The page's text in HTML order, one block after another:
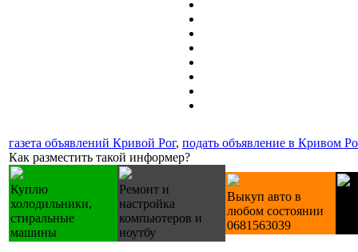
газета объявлений Кривой Рог, подать объявление в Кривом
Как разместить такой информер?
Куплю
холодильники,
стиральные
машины
Ремонт и
настройка
компьютеров и
ноутбу
Выкуп авто в
любом состоянии
0681563039